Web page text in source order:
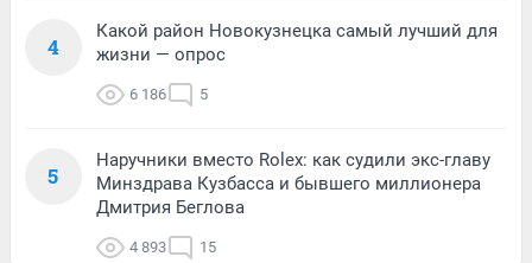
4
Какой район Новокузнецка самый лучший для
жизни — опрос
6 186 5
5
Наручники вместо Rolex: как судили экс-главу
Минздрава Кузбасса и бывшего миллионера
Дмитрия Беглова
4 893 15